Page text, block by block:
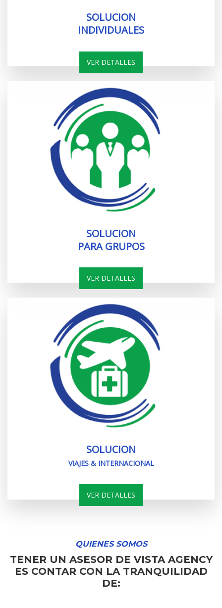
SOLUCION
INDIVIDUALES
VER DETALLES
SOLUCION
PARA GRUPOS
VER DETALLES
SOLUCION
VIAJES & INTERNACIONAL
VER DETALLES
QUIENES SOMOS
TENER UN ASESOR DE VISTA AGENCY
ES CONTAR CON LA TRANQUILIDAD
DE: